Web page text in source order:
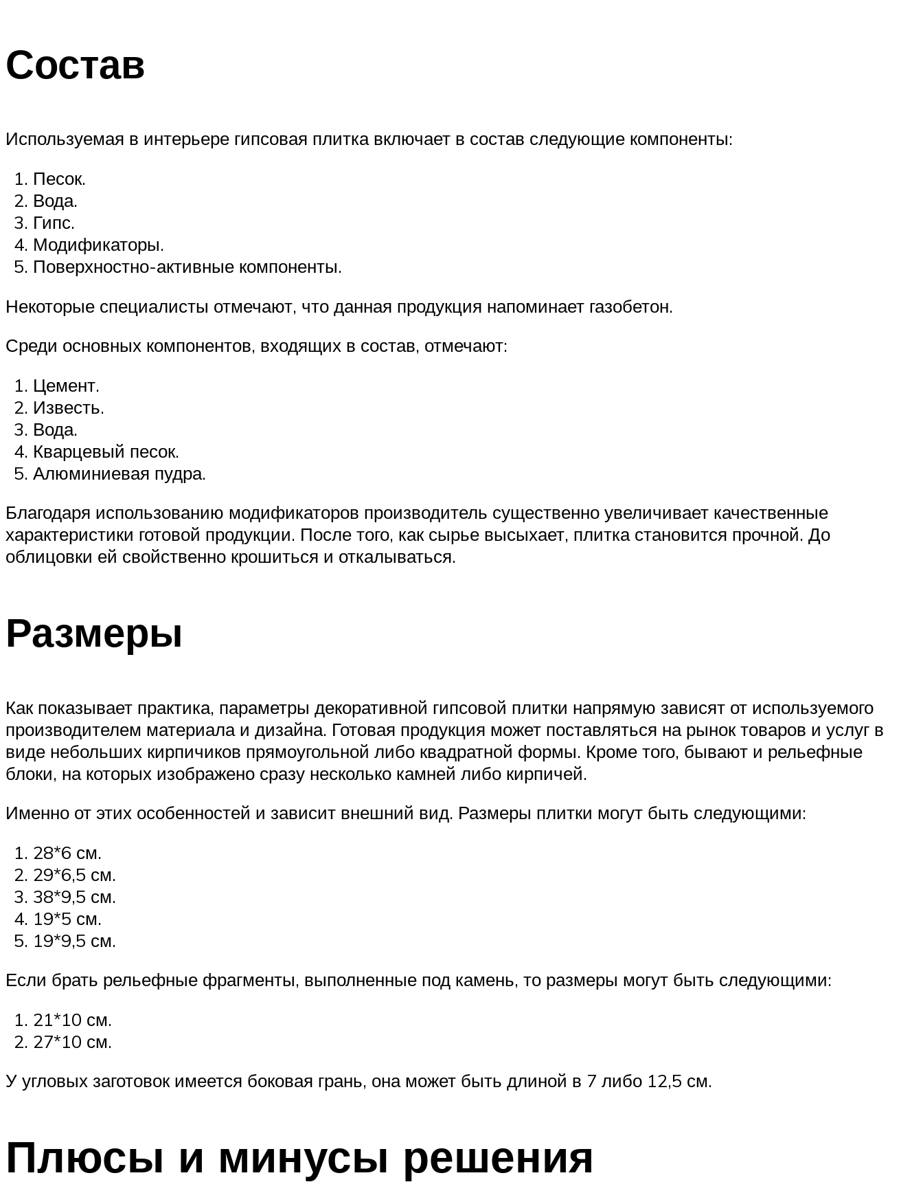
Состав
Используемая в интерьере гипсовая плитка включает в состав следующие компоненты:
Песок.
Вода.
Гипс.
Модификаторы.
Поверхностно-активные компоненты.
Некоторые специалисты отмечают, что данная продукция напоминает газобетон.
Среди основных компонентов, входящих в состав, отмечают:
Цемент.
Известь.
Вода.
Кварцевый песок.
Алюминиевая пудра.
Благодаря использованию модификаторов производитель существенно увеличивает качественные
характеристики готовой продукции. После того, как сырье высыхает, плитка становится прочной. До
облицовки ей свойственно крошиться и откалываться.
Размеры
Как показывает практика, параметры декоративной гипсовой плитки напрямую зависят от используемого
производителем материала и дизайна. Готовая продукция может поставляться на рынок товаров и услуг в
виде небольших кирпичиков прямоугольной либо квадратной формы. Кроме того, бывают и рельефные
блоки, на которых изображено сразу несколько камней либо кирпичей.
Именно от этих особенностей и зависит внешний вид. Размеры плитки могут быть следующими:
28*6 см.
29*6,5 см.
38*9,5 см.
19*5 см.
19*9,5 см.
Если брать рельефные фрагменты, выполненные под камень, то размеры могут быть следующими:
21*10 см.
27*10 см.
У угловых заготовок имеется боковая грань, она может быть длиной в 7 либо 12,5 см.
Плюсы и минусы решения